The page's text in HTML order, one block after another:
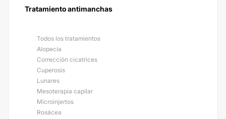
Tratamiento antimanchas
Todos los tratamientos
Alopecia
Corrección cicatrices
Cuperosis
Lunares
Mesoterapia capilar
Microinjertos
Rosácea